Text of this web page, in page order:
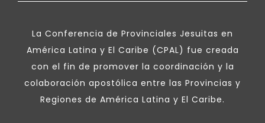
La Conferencia de Provinciales Jesuitas en
América Latina y El Caribe (CPAL) fue creada
con el fin de promover la coordinación y la
colaboración apostólica entre las Provincias y
Regiones de América Latina y El Caribe.